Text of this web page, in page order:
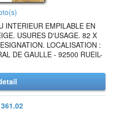
INTERIEUR EMPILABLE EN
USURES D'USAGE. 82 X
LOCALISATION :
DE GAULLE - 92500 RUEIL-